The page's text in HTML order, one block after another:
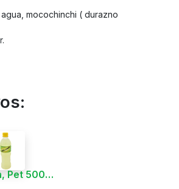
mocochinchi ( durazno
Limonada, Pet 500 ml